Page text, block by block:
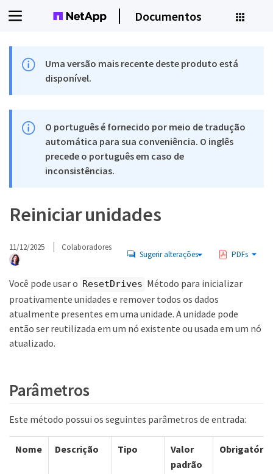
Documentos
Uma versão mais recente deste produto está
disponível.
O português é fornecido por meio de tradução
automática para sua conveniência. O inglês
precede o português em caso de
inconsistências.
Reiniciar unidades
11/12/2025 Colaboradores
Sugerir alterações PDFs
Você pode usar o ResetDrives Método para inicializar
proativamente unidades e remover todos os dados
atualmente presentes em uma unidade. A unidade pode
então ser reutilizada em um nó existente ou usada em um nó
atualizado.
Parâmetros
Este método possui os seguintes parâmetros de entrada:
Nome Descrição Tipo
Valor
padrão
Obrigatório